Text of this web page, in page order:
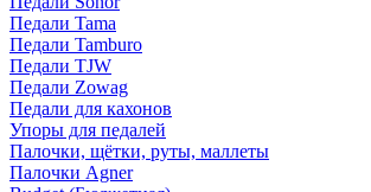
Педали Tama
Педали Tamburo
Педали TJW
Педали Zowag
Педали для кахонов
Упоры для педалей
Палочки, щётки, руты, маллеты
Палочки Agner